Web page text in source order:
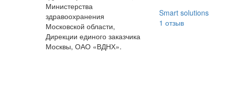
Министерства
здравоохранения
Московской области,
Дирекции единого заказчика
Москвы, ОАО «ВДНХ».
Smart solutions
1 отзыв